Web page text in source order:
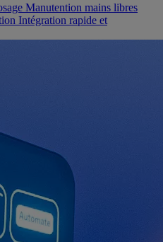
Manutention mains libres
Intégration rapide et